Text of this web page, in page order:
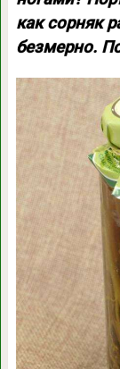
как сорняк
безмерно.